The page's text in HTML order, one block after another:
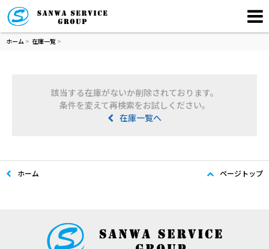
ホーム > 在庫一覧 >
該当する在庫がないか削除されております。
条件を変えて再検索をお試しください。
在庫一覧へ
ホーム ページトップ